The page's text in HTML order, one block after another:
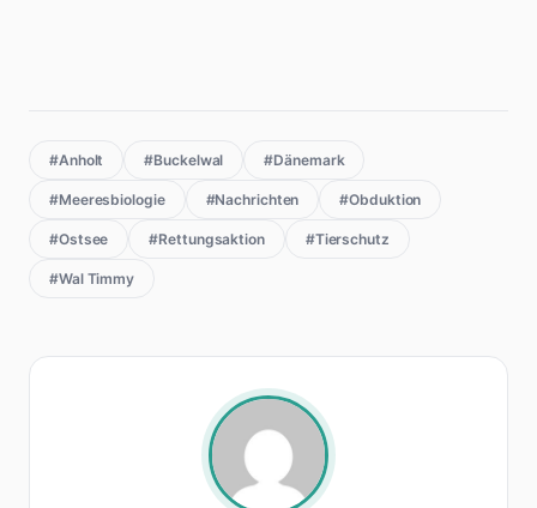
#Anholt #Buckelwal #Dänemark
#Meeresbiologie #Nachrichten #Obduktion
#Ostsee #Rettungsaktion #Tierschutz
#Wal Timmy